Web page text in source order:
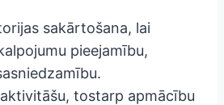
sakārtošana, lai
pieejamību,
tostarp apmācību